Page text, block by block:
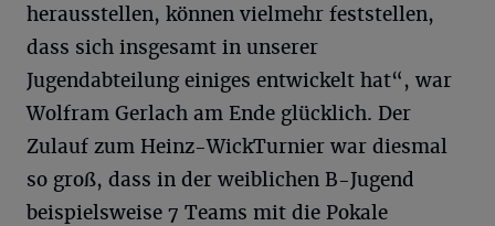
herausstellen, können vielmehr feststellen,
dass sich insgesamt in unserer
Jugendabteilung einiges entwickelt hat“, war
Wolfram Gerlach am Ende glücklich. Der
Zulauf zum Heinz-WickTurnier war diesmal
so groß, dass in der weiblichen B-Jugend
beispielsweise 7 Teams mit die Pokale